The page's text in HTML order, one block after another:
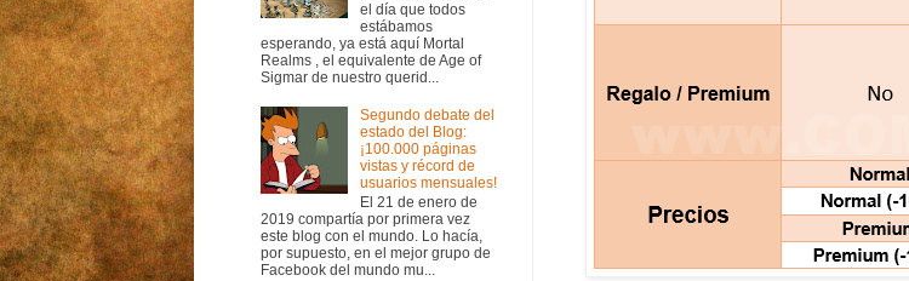
el día que todos
estábamos
esperando, ya está aquí Mortal
Realms , el equivalente de Age of
Sigmar de nuestro querid...
Segundo debate del
estado del Blog:
¡100.000 páginas
vistas y récord de
usuarios mensuales!
El 21 de enero de
2019 compartía por primera vez
este blog con el mundo. Lo hacía,
por supuesto, en el mejor grupo de
Facebook del mundo mu...